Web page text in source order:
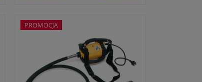
PROMOCJA